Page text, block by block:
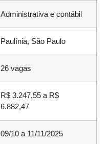
Administrativa e contábil
Paulínia, São Paulo
26 vagas
R$ 3.247,55 a R$
6.882,47
09/10 a 11/11/2025